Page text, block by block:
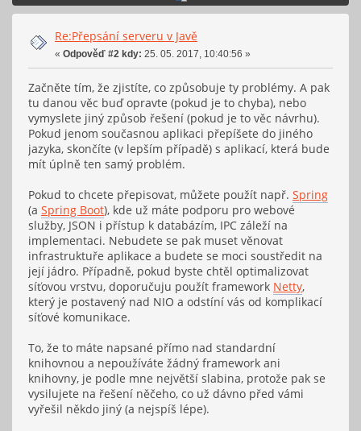
Re:Přepsání serveru v Javě
« Odpověď #2 kdy: 25. 05. 2017, 10:40:56 »
Začněte tím, že zjistíte, co způsobuje ty problémy. A pak
tu danou věc buď opravte (pokud je to chyba), nebo
vymyslete jiný způsob řešení (pokud je to věc návrhu).
Pokud jenom současnou aplikaci přepíšete do jiného
jazyka, skončíte (v lepším případě) s aplikací, která bude
mít úplně ten samý problém.
Pokud to chcete přepisovat, můžete použít např. Spring
(a Spring Boot), kde už máte podporu pro webové
služby, JSON i přístup k databázím, IPC záleží na
implementaci. Nebudete se pak muset věnovat
infrastruktuře aplikace a budete se moci soustředit na
její jádro. Případně, pokud byste chtěl optimalizovat
síťovou vrstvu, doporučuju použít framework Netty,
který je postavený nad NIO a odstíní vás od komplikací
síťové komunikace.
To, že to máte napsané přímo nad standardní
knihovnou a nepoužíváte žádný framework ani
knihovny, je podle mne největší slabina, protože pak se
vysilujete na řešení něčeho, co už dávno před vámi
vyřešil někdo jiný (a nejspíš lépe).